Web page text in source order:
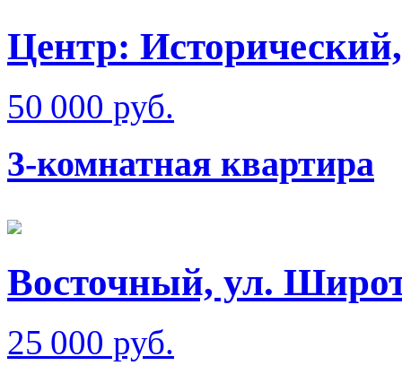
Центр:
50 000 руб.
3-комнатная квартира
Восточный, ул.
25 000 руб.